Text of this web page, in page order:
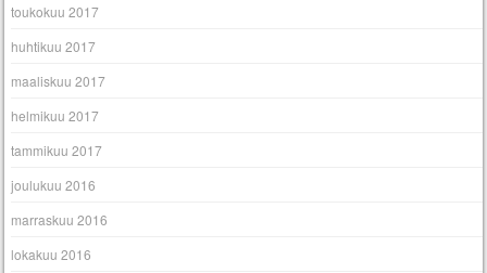
toukokuu 2017
huhtikuu 2017
maaliskuu 2017
helmikuu 2017
tammikuu 2017
joulukuu 2016
marraskuu 2016
lokakuu 2016